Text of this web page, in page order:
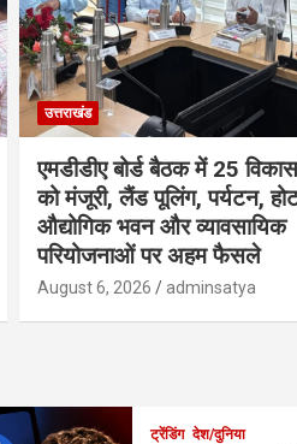
उत्तराखंड
एमडीडीए बोर्ड बैठक में 25
को मंजूरी, लैंड पूलिंग, पर्यटन,
औद्योगिक भवन और व्यावसायिक
परियोजनाओं पर अहम फैसले
August 6, 2026 adminsatya
ट्रेंडिंग देश/दुनिया